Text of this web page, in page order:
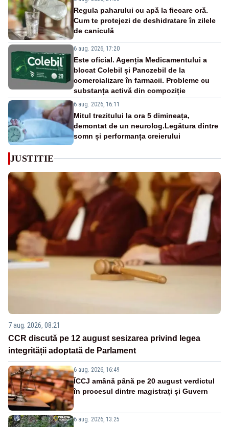
Regula paharului cu apă la fiecare oră.
Cum te protejezi de deshidratare în zilele
de caniculă
6 aug. 2026, 17:20
Este oficial. Agenția Medicamentului a
blocat Colebil și Panczebil de la
comercializare în farmacii. Probleme cu
substanța activă din compoziție
6 aug. 2026, 16:11
Mitul trezitului la ora 5 dimineața,
demontat de un neurolog.Legătura dintre
somn și performanța creierului
JUSTITIE
7 aug. 2026, 08:21
CCR discută pe 12 august sesizarea privind legea
integrității adoptată de Parlament
6 aug. 2026, 16:49
ÎCCJ amână până pe 20 august verdictul
în procesul dintre magistrați și Guvern
6 aug. 2026, 13:25